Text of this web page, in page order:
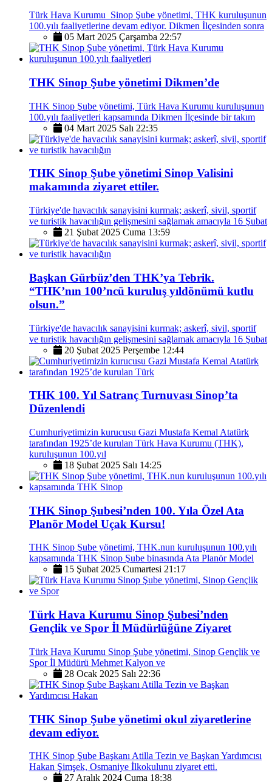
Türk Hava Kurumu Sinop Şube yönetimi, THK kuruluşunun
100.yılı faaliyetlerine devam ediyor. Dikmen İlçesinden sonra
05 Mart 2025 Çarşamba 22:57
THK Sinop Şube yönetimi Dikmen’de
THK Sinop Şube yönetimi, Türk Hava Kurumu kuruluşunun
100.yılı faaliyetleri kapsamında Dikmen İlçesinde bir takım
04 Mart 2025 Salı 22:35
THK Sinop Şube yönetimi Sinop Valisini
makamında ziyaret ettiler.
Türkiye'de havacılık sanayisini kurmak; askerî, sivil, sportif
ve turistik havacılığın gelişmesini sağlamak amacıyla 16 Şubat
21 Şubat 2025 Cuma 13:59
Başkan Gürbüz’den THK’ya Tebrik.
“THK’nın 100’ncü kuruluş yıldönümü kutlu
olsun.”
Türkiye'de havacılık sanayisini kurmak; askerî, sivil, sportif
ve turistik havacılığın gelişmesini sağlamak amacıyla 16 Şubat
20 Şubat 2025 Perşembe 12:44
THK 100. Yıl Satranç Turnuvası Sinop’ta
Düzenlendi
Cumhuriyetimizin kurucusu Gazi Mustafa Kemal Atatürk
tarafından 1925’de kurulan Türk Hava Kurumu (THK),
kuruluşunun 100.yıl
18 Şubat 2025 Salı 14:25
THK Sinop Şubesi’nden 100. Yıla Özel Ata
Planör Model Uçak Kursu!
THK Sinop Şube yönetimi, THK.nun kuruluşunun 100.yılı
kapsamında THK Sinop Şube binasında Ata Planör Model
15 Şubat 2025 Cumartesi 21:17
Türk Hava Kurumu Sinop Şubesi’nden
Gençlik ve Spor İl Müdürlüğüne Ziyaret
Türk Hava Kurumu Sinop Şube yönetimi, Sinop Gençlik ve
Spor İl Müdürü Mehmet Kalyon ve
28 Ocak 2025 Salı 22:36
THK Sinop Şube yönetimi okul ziyaretlerine
devam ediyor.
THK Sinop Şube Başkanı Atilla Tezin ve Başkan Yardımcısı
Hakan Şimşek, Osmaniye İlkokulunu ziyaret etti.
27 Aralık 2024 Cuma 18:38